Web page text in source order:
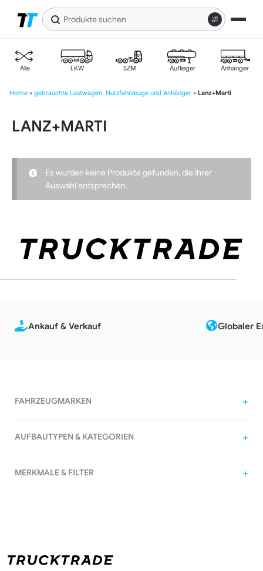
Zur
springen
Zum
springen
Produkte
suchen
Home> gebrauchte Lastwagen, Nutzfahrzeuge und Anhänger> Lanz+Marti
Alle LKW SZM Auflieger Anhänger
LANZ+MARTI
Es wurden keine Produkte gefunden, die Ihrer
Auswahl entsprechen.
Ankauf & Verkauf Globaler
FAHRZEUGMARKEN
AUFBAUTYPEN & KATEGORIEN
MERKMALE & FILTER